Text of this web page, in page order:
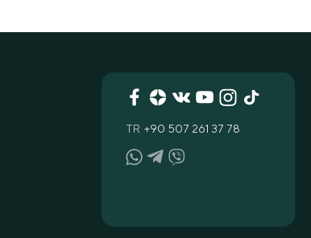
TR +90 507 261 37 78